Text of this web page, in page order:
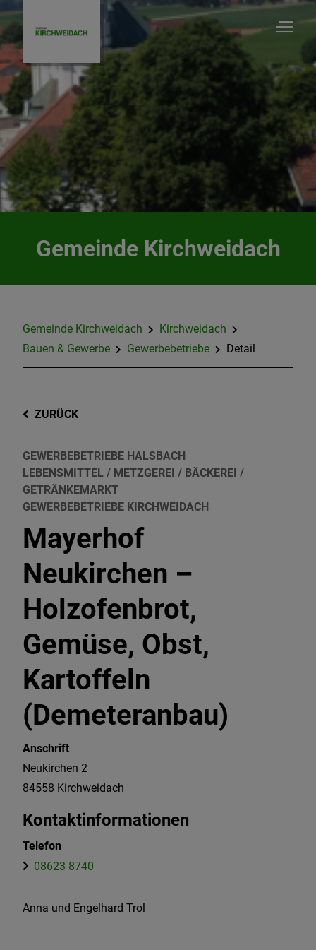
Gemeinde Kirchweidach
Gemeinde Kirchweidach
Kirchweidach
Bauen & Gewerbe
Gewerbebetriebe Detail
ZURÜCK
GEWERBEBETRIEBE HALSBACH
LEBENSMITTEL / METZGEREI / BÄCKEREI /
GETRÄNKEMARKT
GEWERBEBETRIEBE KIRCHWEIDACH
Mayerhof
Neukirchen –
Holzofenbrot,
Gemüse, Obst,
Kartoffeln
(Demeteranbau)
Anna und Engelhard Trol
Anschrift
Neukirchen 2
84558 Kirchweidach
Kontaktinformationen
Telefon
08623 8740